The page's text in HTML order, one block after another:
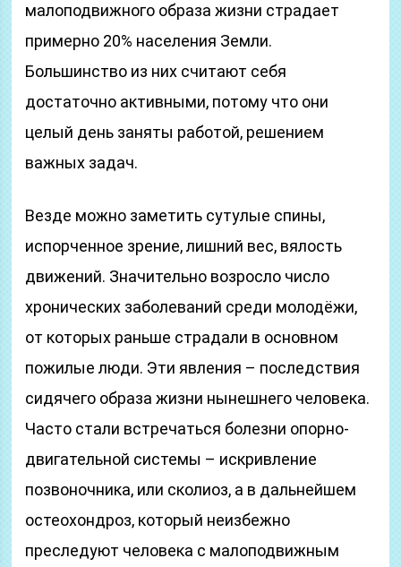
малоподвижного образа жизни страдает
примерно 20% населения Земли.
Большинство из них считают себя
достаточно активными, потому что они
целый день заняты работой, решением
важных задач.
Везде можно заметить сутулые спины,
испорченное зрение, лишний вес, вялость
движений. Значительно возросло число
хронических заболеваний среди молодёжи,
от которых раньше страдали в основном
пожилые люди. Эти явления – последствия
сидячего образа жизни нынешнего человека.
Часто стали встречаться болезни опорно-
двигательной системы – искривление
позвоночника, или сколиоз, а в дальнейшем
остеохондроз, который неизбежно
преследуют человека с малоподвижным